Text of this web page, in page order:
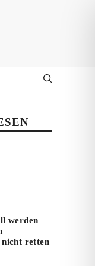
werden
nicht retten